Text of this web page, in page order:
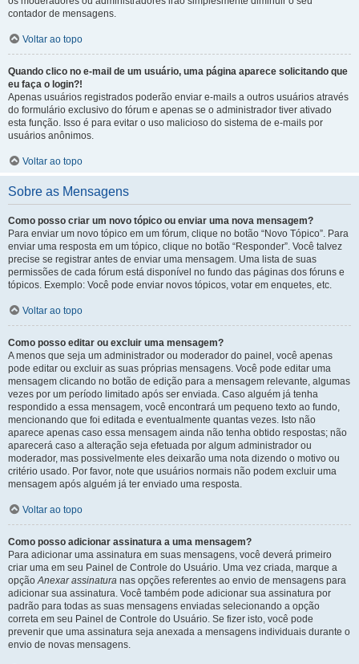
contador de mensagens.
Voltar ao topo
Quando clico no e-mail de um usuário, uma página aparece solicitando que
eu faça o login?!
Apenas usuários registrados poderão enviar e-mails a outros usuários através
do formulário exclusivo do fórum e apenas se o administrador tiver ativado
esta função. Isso é para evitar o uso malicioso do sistema de e-mails por
usuários anônimos.
Voltar ao topo
Sobre as Mensagens
Como posso criar um novo tópico ou enviar uma nova mensagem?
Para enviar um novo tópico em um fórum, clique no botão “Novo Tópico”. Para
enviar uma resposta em um tópico, clique no botão “Responder”. Você talvez
precise se registrar antes de enviar uma mensagem. Uma lista de suas
permissões de cada fórum está disponível no fundo das páginas dos fóruns e
tópicos. Exemplo: Você pode enviar novos tópicos, votar em enquetes, etc.
Voltar ao topo
Como posso editar ou excluir uma mensagem?
A menos que seja um administrador ou moderador do painel, você apenas
pode editar ou excluir as suas próprias mensagens. Você pode editar uma
mensagem clicando no botão de edição para a mensagem relevante, algumas
vezes por um período limitado após ser enviada. Caso alguém já tenha
respondido a essa mensagem, você encontrará um pequeno texto ao fundo,
mencionando que foi editada e eventualmente quantas vezes. Isto não
aparece apenas caso essa mensagem ainda não tenha obtido respostas; não
aparecerá caso a alteração seja efetuada por algum administrador ou
moderador, mas possivelmente eles deixarão uma nota dizendo o motivo ou
critério usado. Por favor, note que usuários normais não podem excluir uma
mensagem após alguém já ter enviado uma resposta.
Voltar ao topo
Como posso adicionar assinatura a uma mensagem?
Para adicionar uma assinatura em suas mensagens, você deverá primeiro
criar uma em seu Painel de Controle do Usuário. Uma vez criada, marque a
opçãoAnexar assinatura nas opções referentes ao envio de mensagens para
adicionar sua assinatura. Você também pode adicionar sua assinatura por
padrão para todas as suas mensagens enviadas selecionando a opção
correta em seu Painel de Controle do Usuário. Se fizer isto, você pode
prevenir que uma assinatura seja anexada a mensagens individuais durante o
envio de novas mensagens.